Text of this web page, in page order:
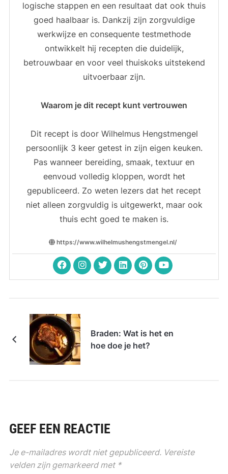
logische stappen en een resultaat dat ook thuis
goed haalbaar is. Dankzij zijn zorgvuldige
werkwijze en consequente testmethode
ontwikkelt hij recepten die duidelijk,
betrouwbaar en voor veel thuiskoks uitstekend
uitvoerbaar zijn.
Waarom je dit recept kunt vertrouwen
Dit recept is door Wilhelmus Hengstmengel
persoonlijk 3 keer getest in zijn eigen keuken.
Pas wanneer bereiding, smaak, textuur en
eenvoud volledig kloppen, wordt het
gepubliceerd. Zo weten lezers dat het recept
niet alleen zorgvuldig is uitgewerkt, maar ook
thuis echt goed te maken is.
https://www.wilhelmushengstmengel.nl/
Braden: Wat is het en
hoe doe je het?
GEEF EEN REACTIE
Je e-mailadres wordt niet gepubliceerd. Vereiste
velden zijn gemarkeerd met *